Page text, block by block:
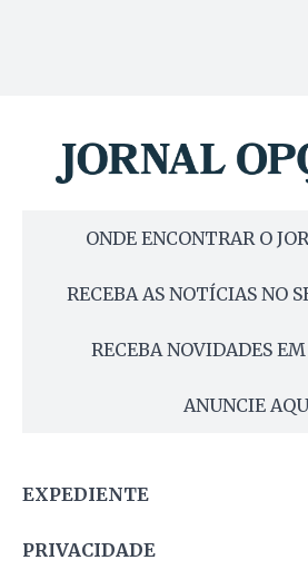
ONDE ENCONTRAR O
RECEBA AS NOTÍCIAS NO
RECEBA NOVIDADES
ANUNCIE
EXPEDIENTE
PRIVACIDADE